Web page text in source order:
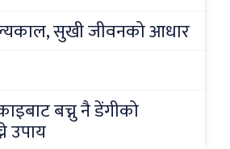
सुखी जीवनको आधार
बच्नु नै डेंगीको
उपाय